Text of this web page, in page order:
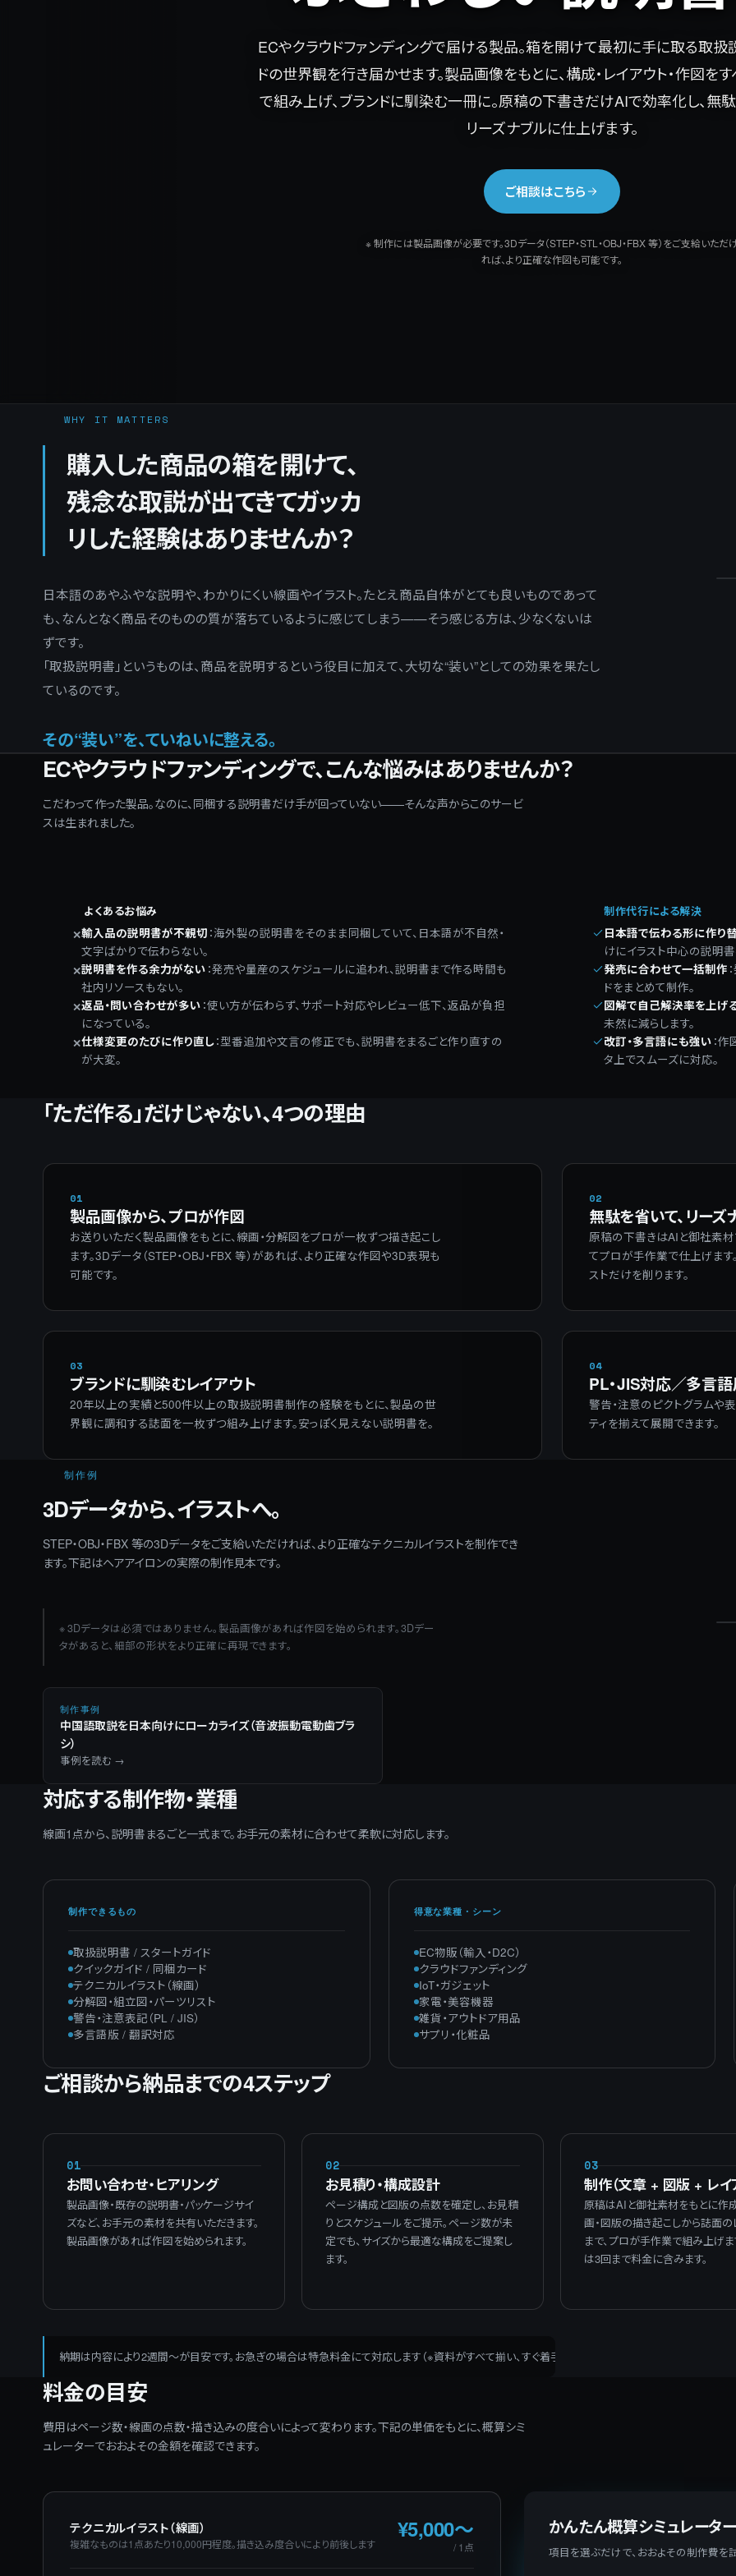
ECやクラウドファンディングで届ける製品。箱を開けて最初に手に取る取扱
ドの世界観を行き届かせます。製品画像をもとに、構成・レイアウト・作図を
で組み上げ、ブランドに馴染む一冊に。原稿の下書きだけAIで効率化し、無
リーズナブルに仕上げます。
ご相談はこちら
※ 制作には製品画像が必要です。3Dデータ（STEP・STL・OBJ・FBX 等）をご支給いただ
れば、より正確な作図も可能です。
WHY IT MATTERS
購入した商品の箱を開けて、
残念な取説が出てきてガッカ
リした経験はありませんか？
日本語のあやふやな説明や、わかりにくい線画やイラスト。たとえ商品自体がとても良いものであって
も、なんとなく商品そのものの質が落ちているように感じてしまう——そう感じる方は、少なくないは
ずです。
「取扱説明書」というものは、商品を説明するという役目に加えて、大切な“装い”としての効果を果たし
ているのです。
その“装い”を、ていねいに整える。
ECやクラウドファンディングで、こんな悩みはありませんか？
こだわって作った製品。なのに、同梱する説明書だけ手が回っていない——そんな声からこのサービ
スは生まれました。
よくあるお悩み
✕輸入品の説明書が不親切 ：海外製の説明書をそのまま同梱していて、日本語が不自然・
文字ばかりで伝わらない。
✕説明書を作る余力がない ：発売や量産のスケジュールに追われ、説明書まで作る時間も
社内リソースもない。
✕返品・問い合わせが多い ：使い方が伝わらず、サポート対応やレビュー低下、返品が負担
になっている。
✕仕様変更のたびに作り直し：型番追加や文言の修正でも、説明書をまるごと作り直すの
が大変。
制作代行による解決
日本語で伝わる形に作り
けにイラスト中心の説明書
発売に合わせて一括制作 ：
ドをまとめて制作。
図解で自己解決率を上げ
未然に減らします。
改訂・多言語にも強い ：作
タ上でスムーズに対応。
「ただ作る」だけじゃない、4つの理由
01
製品画像から、プロが作図
お送りいただく製品画像をもとに、線画・分解図をプロが一枚ずつ描き起こし
ます。3Dデータ（STEP・OBJ・FBX 等）があれば、より正確な作図や3D表現も
可能です。
02
無駄を省いて、リーズ
原稿の下書きはAIと御社素材
てプロが手作業で仕上げます
ストだけを削ります。
03
ブランドに馴染むレイアウト
20年以上の実績と500件以上の取扱説明書制作の経験をもとに、製品の世
界観に調和する誌面を一枚ずつ組み上げます。安っぽく見えない説明書を。
04
PL・JIS対応／多言
警告・注意のピクトグラムや
ティを揃えて展開できます。
制作例
3Dデータから、イラストへ。
STEP・OBJ・FBX 等の3Dデータをご支給いただければ、より正確なテクニカルイラストを制作でき
ます。下記はヘアアイロンの実際の制作見本です。
※ 3Dデータは必須ではありません。製品画像があれば作図を始められます。3Dデー
タがあると、細部の形状をより正確に再現できます。
制作事例
中国語取説を日本向けにローカライズ（音波振動電動歯ブラ
シ）
事例を読む →
対応する制作物・業種
線画1点から、説明書まるごと一式まで。お手元の素材に合わせて柔軟に対応します。
制作できるもの
取扱説明書 / スタートガイド
クイックガイド / 同梱カード
テクニカルイラスト（線画）
分解図・組立図・パーツリスト
警告・注意表記（PL / JIS）
多言語版 / 翻訳対応
得意な業種・シーン
EC物販（輸入・D2C）
クラウドファンディング
IoT・ガジェット
家電・美容機器
雑貨・アウトドア用品
サプリ・化粧品
ご相談から納品までの4ステップ
01
お問い合わせ・ヒアリング
製品画像・既存の説明書・パッケージサイ
ズなど、お手元の素材を共有いただきます。
製品画像があれば作図を始められます。
02
お見積り・構成設計
ページ構成と図版の点数を確定し、お見積
りとスケジュールをご提示。ページ数が未
定でも、サイズから最適な構成をご提案し
ます。
03
制作（文章 + 図版 + レイ
原稿はAIと御社素材をもとに作
画・図版の描き起こしから誌面の
まで、プロが手作業で組み上げま
は3回まで料金に含みます。
納期は内容により2週間〜が目安です。お急ぎの場合は特急料金にて対応します（※資料がすべて揃い、すぐ着手できる状態に限ります）。
料金の目安
費用はページ数・線画の点数・描き込みの度合いによって変わります。下記の単価をもとに、概算シミ
ュレーターでおおよその金額を確認できます。
テクニカルイラスト（線画）
複雑なものは1点あたり10,000円程度。描き込み度合いにより前後します
¥5,000〜
/ 1点
かんたん概算シミュレーター
項目を選ぶだけで、おおよその制作費を